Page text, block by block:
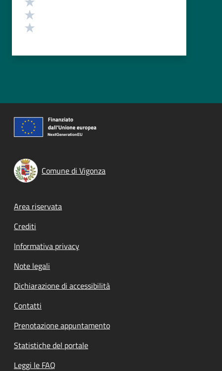
Comune di Vigonza
Footer menu
Area riservata
Crediti
Informativa privacy
Note legali
Dichiarazione di accessibilità
Contatti
Prenotazione appuntamento
Statistiche del portale
Leggi le FAQ